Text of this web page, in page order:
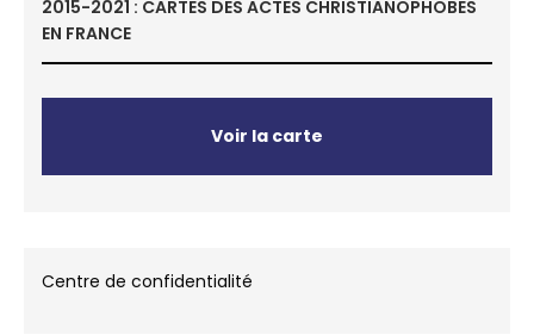
2015-2021 : CARTES DES ACTES CHRISTIANOPHOBES
EN FRANCE
Voir la carte
Centre de confidentialité